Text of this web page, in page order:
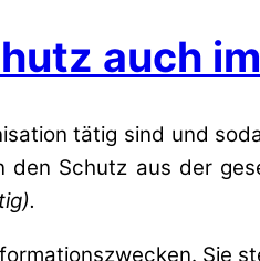
auch
tätig sind und
Schutz aus der
Sie